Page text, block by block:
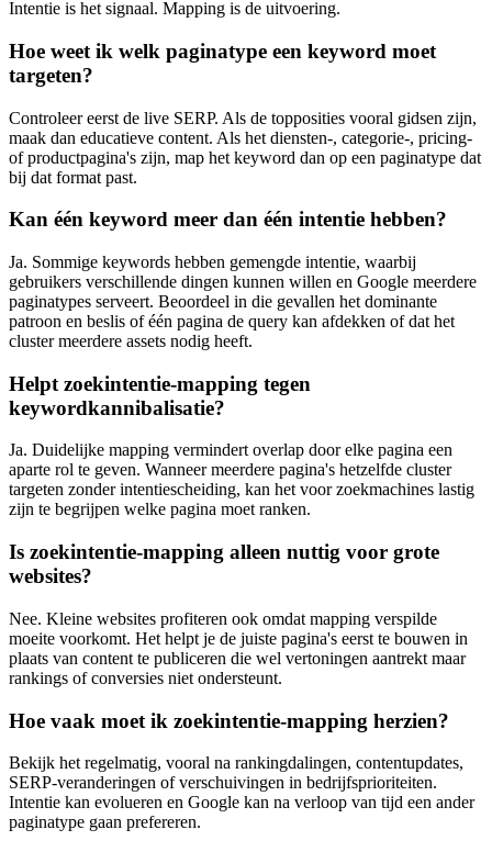
Intentie is het signaal. Mapping is de uitvoering.
Hoe weet ik welk paginatype een keyword moet
targeten?
Controleer eerst de live SERP. Als de topposities vooral gidsen zijn,
maak dan educatieve content. Als het diensten-, categorie-, pricing-
of productpagina's zijn, map het keyword dan op een paginatype dat
bij dat format past.
Kan één keyword meer dan één intentie hebben?
Ja. Sommige keywords hebben gemengde intentie, waarbij
gebruikers verschillende dingen kunnen willen en Google meerdere
paginatypes serveert. Beoordeel in die gevallen het dominante
patroon en beslis of één pagina de query kan afdekken of dat het
cluster meerdere assets nodig heeft.
Helpt zoekintentie-mapping tegen
keywordkannibalisatie?
Ja. Duidelijke mapping vermindert overlap door elke pagina een
aparte rol te geven. Wanneer meerdere pagina's hetzelfde cluster
targeten zonder intentiescheiding, kan het voor zoekmachines lastig
zijn te begrijpen welke pagina moet ranken.
Is zoekintentie-mapping alleen nuttig voor grote
websites?
Nee. Kleine websites profiteren ook omdat mapping verspilde
moeite voorkomt. Het helpt je de juiste pagina's eerst te bouwen in
plaats van content te publiceren die wel vertoningen aantrekt maar
rankings of conversies niet ondersteunt.
Hoe vaak moet ik zoekintentie-mapping herzien?
Bekijk het regelmatig, vooral na rankingdalingen, contentupdates,
SERP-veranderingen of verschuivingen in bedrijfsprioriteiten.
Intentie kan evolueren en Google kan na verloop van tijd een ander
paginatype gaan prefereren.